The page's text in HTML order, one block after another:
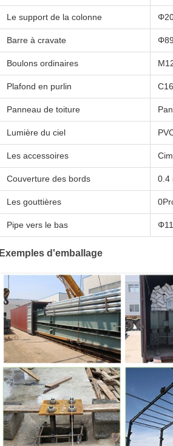
Le support de la colonne
Barre à cravate
Boulons ordinaires
Plafond en purlin
Panneau de toiture
Lumière du ciel
Les accessoires
Couverture des bords 0.4
Les gouttières
Pipe vers le bas
Exemples d'emballage